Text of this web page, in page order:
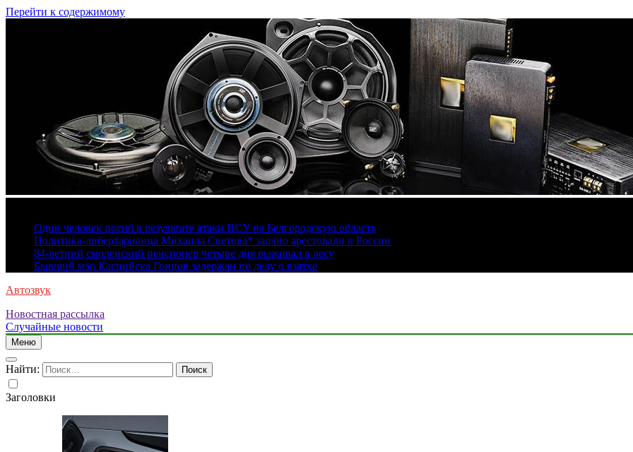
Перейти к содержимому
Один человек погиб в результате атаки ВСУ на Белгородскую область
Политика-либертарианца Михаила Светова* заочно арестовали в России
84-летний смоленский пенсионер четыре дня выживал в лесу
Бывший мэр Каспийска Гонцов задержан по делу о взятке
Автозвук
Новостная рассылка
Случайные новости
Меню
Найти:
Заголовки